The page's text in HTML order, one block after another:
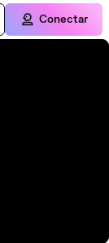
Conectar